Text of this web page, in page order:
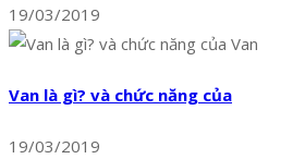
19/03/2019
Van là gì? và chức năng của
19/03/2019